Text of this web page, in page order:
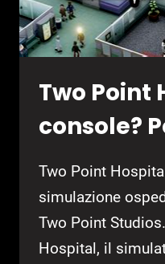
Two Point
console?
Two Point
simulazione
Two Point
Hospital, il